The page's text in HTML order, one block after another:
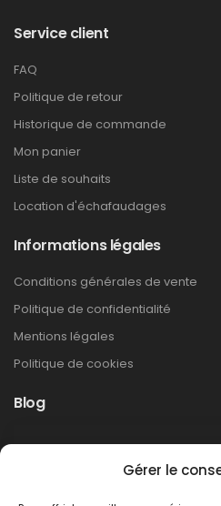
Gérer le
Service client
FAQ
Politique de retour
Historique de commande
Mon panier
Liste de souhaits
Location d'échafaudages
Informations légales
Conditions générales de vente
Politique de confidentialité
Mentions légales
Politique de cookies
Blog